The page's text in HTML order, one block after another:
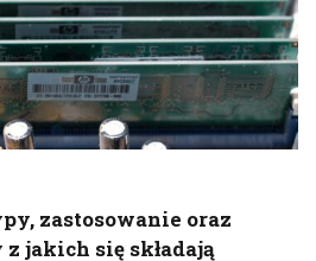
zastosowanie oraz
jakich się składają